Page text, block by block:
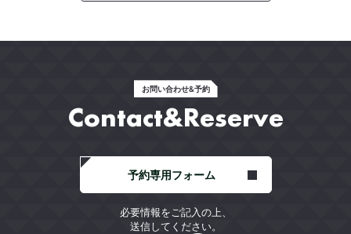
お問い合わせ&予約
Contact&Reserve
予約専用フォーム
必要情報をご記入の上、
送信してください。